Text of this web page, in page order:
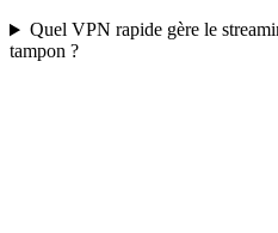
Quel VPN rapide gère le
tampon ?